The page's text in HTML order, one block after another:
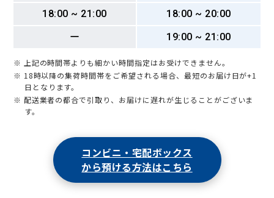
18:00 ~ 21:00
18:00 ~ 20:00
ー
19:00 ~ 21:00
※ 上記の時間帯よりも細かい時間指定はお受けできません。
※ 18時以降の集荷時間帯をご希望される場合、最短のお届け日が+1
日となります。
※ 配送業者の都合で引取り、お届けに遅れが生じることがございま
す。
コンビニ・宅配ボックス
から預ける方法はこちら